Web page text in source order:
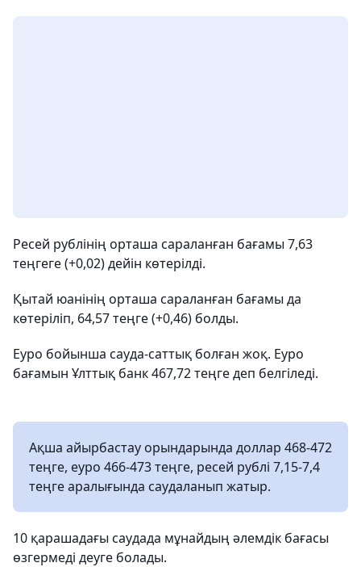
Ресей рублінің орташа сараланған бағамы 7,63
теңгеге (+0,02) дейін көтерілді.
Қытай юанінің орташа сараланған бағамы да
көтеріліп, 64,57 теңге (+0,46) болды.
Еуро бойынша сауда-саттық болған жоқ. Еуро
бағамын Ұлттық банк 467,72 теңге деп белгіледі.
Ақша айырбастау орындарында доллар 468-472
теңге, еуро 466-473 теңге, ресей рублі 7,15-7,4
теңге аралығында саудаланып жатыр.
10 қарашадағы саудада мұнайдың әлемдік бағасы
өзгермеді деуге болады.